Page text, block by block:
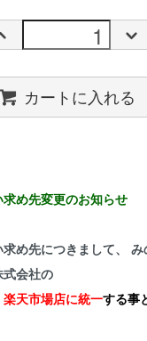
カートに入れる
め先変更のお知らせ
め先につきまして、
式会社の
天市場店に統一する事